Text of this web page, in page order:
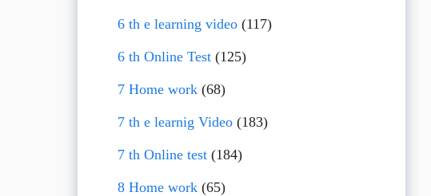
6 th e learning video(117)
6 th Online Test(125)
7 Home work(68)
7 th e learnig Video(183)
7 th Online test(184)
8 Home work(65)